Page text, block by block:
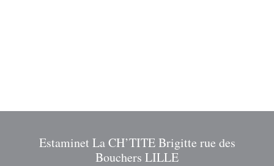
Estaminet La CH’TITE Brigitte rue des
Bouchers LILLE